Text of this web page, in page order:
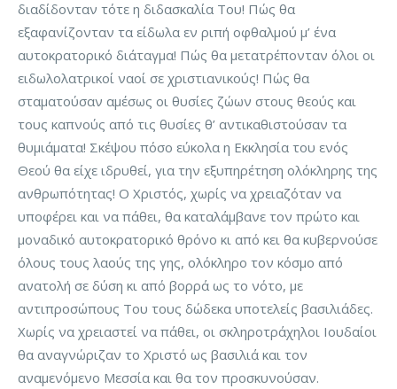
διαδίδονταν τότε η διδασκαλία Του! Πώς θα
εξαφανίζονταν τα είδωλα εν ριπή οφθαλμού μ’ ένα
αυτοκρατορικό διάταγμα! Πώς θα μετατρέπονταν όλοι οι
ειδωλολατρικοί ναοί σε χριστιανικούς! Πώς θα
σταματούσαν αμέσως οι θυσίες ζώων στους θεούς και
τους καπνούς από τις θυσίες θ’ αντικαθιστούσαν τα
θυμιάματα! Σκέψου πόσο εύκολα η Εκκλησία του ενός
Θεού θα είχε ιδρυθεί, για την εξυπηρέτηση ολόκληρης της
ανθρωπότητας! Ο Χριστός, χωρίς να χρειαζόταν να
υποφέρει και να πάθει, θα καταλάμβανε τον πρώτο και
μοναδικό αυτοκρατορικό θρόνο κι από κει θα κυβερνούσε
όλους τους λαούς της γης, ολόκληρο τον κόσμο από
ανατολή σε δύση κι από βορρά ως το νότο, με
αντιπροσώπους Του τους δώδεκα υποτελείς βασιλιάδες.
Χωρίς να χρειαστεί να πάθει, οι σκληροτράχηλοι Ιουδαίοι
θα αναγνώριζαν το Χριστό ως βασιλιά και τον
αναμενόμενο Μεσσία και θα τον προσκυνούσαν.